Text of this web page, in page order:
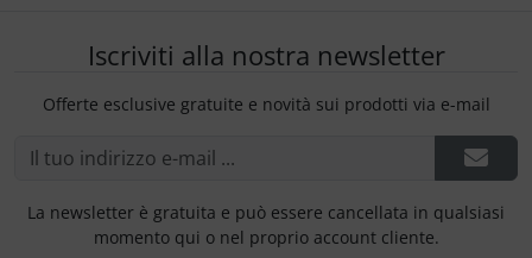
Iscriviti alla nostra newsletter
Offerte esclusive gratuite e novità sui prodotti via e-mail
La newsletter è gratuita e può essere cancellata in qualsiasi
momento qui o nel proprio account cliente.
Pulitore per zanzare
Speroni e ruote alari
Strumenti
Mappe di rilievo 3D